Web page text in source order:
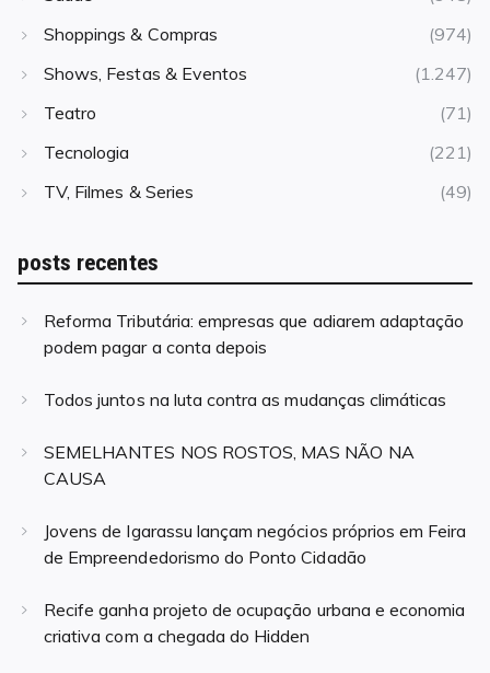
Shoppings & Compras
(974)
Shows, Festas & Eventos
(1.247)
Teatro
(71)
Tecnologia
(221)
TV, Filmes & Series
(49)
posts recentes
Reforma Tributária: empresas que adiarem adaptação
podem pagar a conta depois
Todos juntos na luta contra as mudanças climáticas
SEMELHANTES NOS ROSTOS, MAS NÃO NA
CAUSA
Jovens de Igarassu lançam negócios próprios em Feira
de Empreendedorismo do Ponto Cidadão
Recife ganha projeto de ocupação urbana e economia
criativa com a chegada do Hidden